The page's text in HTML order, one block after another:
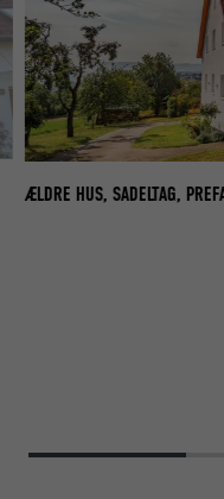
ÆLDRE HUS, SADELTAG,